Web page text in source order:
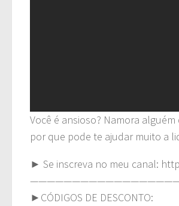
Você é ansioso? Namora
por que pode te ajudar muito a
► Se inscreva no meu canal:
►CÓDIGOS DE DESCONTO: